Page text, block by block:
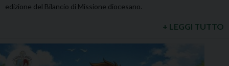
edizione del Bilancio di Missione diocesano.
+ LEGGI TUTTO